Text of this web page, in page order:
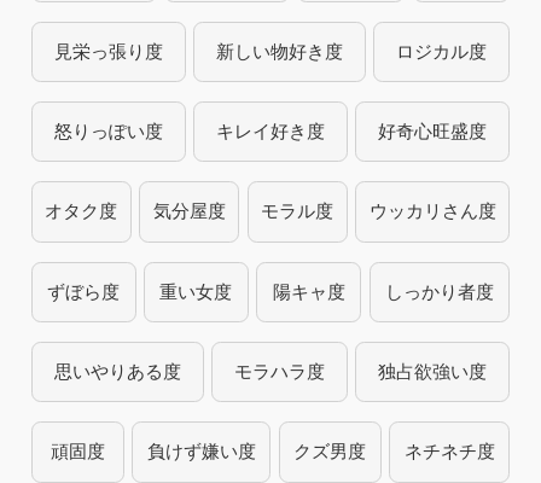
見栄っ張り度 新しい物好き度 ロジカル度
怒りっぽい度 キレイ好き度 好奇心旺盛度
オタク度 気分屋度 モラル度 ウッカリさん度
ずぼら度 重い女度 陽キャ度 しっかり者度
思いやりある度 モラハラ度 独占欲強い度
頑固度 負けず嫌い度 クズ男度 ネチネチ度